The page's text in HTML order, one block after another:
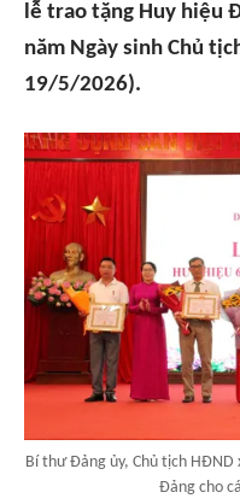
lễ trao tặng Huy hiệu
năm Ngày sinh Chủ
19/5/2026).
Bí thư Đảng ủy, Chủ tịch
Đảng cho